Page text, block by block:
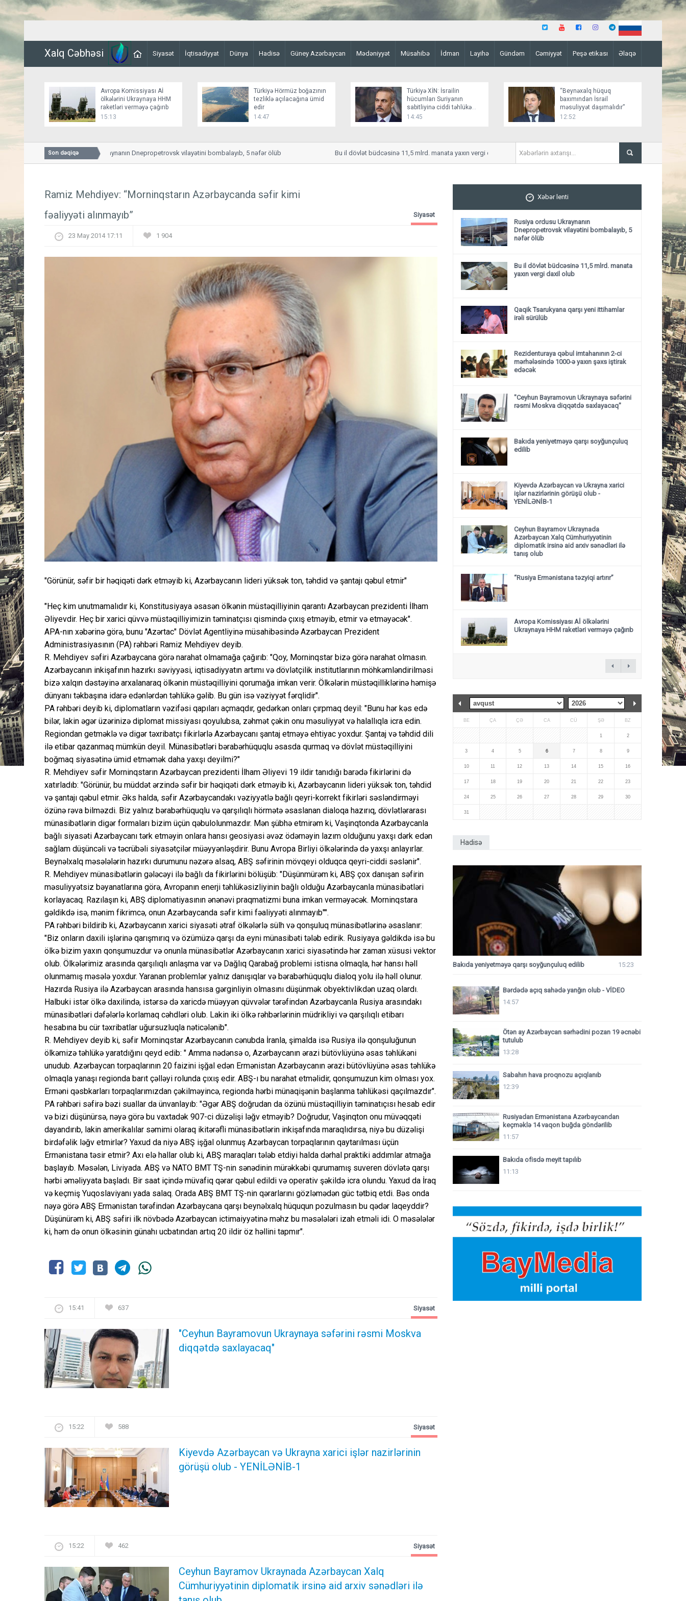
Xalq Cəbhəsi Siyasət İqtisadiyyat Dünya Hadisə Güney Azərbaycan Mədəniyyət Müsahibə İdman Layihə Gündəm Cəmiyyət Peşə etikası Əlaqə
Avropa Komissiyası Aİ
ölkələrini Ukraynaya HHM
raketləri verməyə çağırıb
15:13
Türkiyə Hörmüz boğazının
tezliklə açılacağına ümid
edir
14:47
Türkiyə XİN: İsrailin
hücumları Suriyanın
sabitliyinə ciddi təhlükə
yaradır
14:45
“Beynəxalq hüquq
baxımından İsrail
məsuliyyət daşımalıdır”
12:52
Son dəqiqə
Rusiya ordusu Ukraynanın Dnepropetrovsk vilayətini bombalayıb, 5 nəfər ölüb Bu il dövlət büdcəsinə 11,5 mlrd. manata yaxın vergi daxil olub Qaqik Tsarukyana qarşı
Ramiz Mehdiyev: “Morninqstarın Azərbaycanda səfir kimi
fəaliyyəti alınmayıb”
Siyasət
23 May 2014 17:11 1 904
"Görünür, səfir bir həqiqəti dərk etməyib ki, Azərbaycanın lideri yüksək ton, təhdid və şantajı qəbul etmir"
"Heç kim unutmamalıdır ki, Konstitusiyaya əsasən ölkənin müstəqilliyinin qarantı Azərbaycan prezidenti İlham
Əliyevdir. Heç bir xarici qüvvə müstəqilliyimizin təminatçısı qismində çıxış etməyib, etmir və etməyəcək".
APA-nın xəbərinə görə, bunu "Azərtac" Dövlət Agentliyinə müsahibəsində Azərbaycan Prezident
Administrasiyasının (PA) rəhbəri Ramiz Mehdiyev deyib.
R. Mehdiyev səfiri Azərbaycana görə narahat olmamağa çağırıb: "Qoy, Morninqstar bizə görə narahat olmasın.
Azərbaycanın inkişafının hazırkı səviyyəsi, iqtisadiyyatın artımı və dövlətçilik institutlarının möhkəmləndirilməsi
bizə xalqın dəstəyinə arxalanaraq ölkənin müstəqilliyini qorumağa imkan verir. Ölkələrin müstəqilliklərinə həmişə
dünyanı təkbaşına idarə edənlərdən təhlükə gəlib. Bu gün isə vəziyyət fərqlidir".
PA rəhbəri deyib ki, diplomatların vəzifəsi qapıları açmaqdır, gedərkən onları çırpmaq deyil: "Bunu hər kəs edə
bilər, lakin əgər üzərinizə diplomat missiyası qoyulubsa, zəhmət çəkin onu məsuliyyət və halallıqla icra edin.
Regiondan getməklə və digər təxribatçı fikirlərlə Azərbaycanı şantaj etməyə ehtiyac yoxdur. Şantaj və təhdid dili
ilə etibar qazanmaq mümkün deyil. Münasibətləri bərabərhüquqlu əsasda qurmaq və dövlət müstəqilliyini
boğmaq siyasətinə ümid etməmək daha yaxşı deyilmi?"
R. Mehdiyev səfir Morninqstarın Azərbaycan prezidenti İlham Əliyevi 19 ildir tanıdığı barədə fikirlərini də
xatırladıb: "Görünür, bu müddət ərzində səfir bir həqiqəti dərk etməyib ki, Azərbaycanın lideri yüksək ton, təhdid
və şantajı qəbul etmir. Əks halda, səfir Azərbaycandakı vəziyyətlə bağlı qeyri-korrekt fikirləri səsləndirməyi
özünə rəva bilməzdi. Biz yalnız bərabərhüquqlu və qarşılıqlı hörmətə əsaslanan dialoqa hazırıq, dövlətlərarası
münasibətlərin digər formaları bizim üçün qəbulolunmazdır. Mən şübhə etmirəm ki, Vaşinqtonda Azərbaycanla
bağlı siyasəti Azərbaycanı tərk etməyin onlara hansı geosiyasi əvəz ödəməyin lazım olduğunu yaxşı dərk edən
sağlam düşüncəli və təcrübəli siyasətçilər müəyyənləşdirir. Bunu Avropa Birliyi ölkələrində də yaxşı anlayırlar.
Beynəlxalq məsələlərin hazırkı durumunu nəzərə alsaq, ABŞ səfirinin mövqeyi olduqca qeyri-ciddi səslənir".
R. Mehdiyev münasibətlərin gələcəyi ilə bağlı da fikirlərini bölüşüb: "Düşünmürəm ki, ABŞ çox danışan səfirin
məsuliyyətsiz bəyanatlarına görə, Avropanın enerji təhlükəsizliyinin bağlı olduğu Azərbaycanla münasibətləri
korlayacaq. Razılaşın ki, ABŞ diplomatiyasının ənənəvi praqmatizmi buna imkan verməyəcək. Morninqstara
gəldikdə isə, mənim fikrimcə, onun Azərbaycanda səfir kimi fəaliyyəti alınmayıb"".
PA rəhbəri bildirib ki, Azərbaycanın xarici siyasəti ətraf ölkələrlə sülh və qonşuluq münasibətlərinə əsaslanır:
"Biz onların daxili işlərinə qarışmırıq və özümüzə qarşı da eyni münasibəti tələb edirik. Rusiyaya gəldikdə isə bu
ölkə bizim yaxın qonşumuzdur və onunla münasibətlər Azərbaycanın xarici siyasətində hər zaman xüsusi vektor
olub. Ölkələrimiz arasında qarşılıqlı anlaşma var və Dağlıq Qarabağ problemi istisna olmaqla, hər hansı həll
olunmamış məsələ yoxdur. Yaranan problemlər yalnız danışıqlar və bərabərhüquqlu dialoq yolu ilə həll olunur.
Hazırda Rusiya ilə Azərbaycan arasında hansısa gərginliyin olmasını düşünmək obyektivlikdən uzaq olardı.
Halbuki istər ölkə daxilində, istərsə də xaricdə müəyyən qüvvələr tərəfindən Azərbaycanla Rusiya arasındakı
münasibətləri dəfələrlə korlamaq cəhdləri olub. Lakin iki ölkə rəhbərlərinin müdrikliyi və qarşılıqlı etibarı
hesabına bu cür təxribatlar uğursuzluqla nəticələnib".
R. Mehdiyev deyib ki, səfir Morninqstar Azərbaycanın cənubda İranla, şimalda isə Rusiya ilə qonşuluğunun
ölkəmizə təhlükə yaratdığını qeyd edib: " Amma nədənsə o, Azərbaycanın ərazi bütövlüyünə əsas təhlükəni
unudub. Azərbaycan torpaqlarının 20 faizini işğal edən Ermənistan Azərbaycanın ərazi bütövlüyünə əsas təhlükə
olmaqla yanaşı regionda barıt çəlləyi rolunda çıxış edir. ABŞ-ı bu narahat etməlidir, qonşumuzun kim olması yox.
Erməni qəsbkarları torpaqlarımızdan çəkilməyincə, regionda hərbi münaqişənin başlanma təhlükəsi qaçılmazdır".
PA rəhbəri səfirə bəzi suallar da ünvanlayıb: "Əgər ABŞ doğrudan da özünü müstəqilliyin təminatıçısı hesab edir
və bizi düşünürsə, nəyə görə bu vaxtadək 907-ci düzəlişi ləğv etməyib? Doğrudur, Vaşinqton onu müvəqqəti
dayandırıb, lakin amerikalılar səmimi olaraq ikitərəfli münasibətlərin inkişafında maraqlıdırsa, niyə bu düzəlişi
birdəfəlik ləğv etmirlər? Yaxud da niyə ABŞ işğal olunmuş Azərbaycan torpaqlarının qaytarılması üçün
Ermənistana təsir etmir? Axı elə hallar olub ki, ABŞ maraqları tələb etdiyi halda dərhal praktiki addımlar atmağa
başlayıb. Məsələn, Liviyada. ABŞ və NATO BMT TŞ-nin sənədinin mürəkkəbi qurumamış suveren dövlətə qarşı
hərbi əməliyyata başladı. Bir saat içində müvafiq qərar qəbul edildi və operativ şəkildə icra olundu. Yaxud da İraq
və keçmiş Yuqoslaviyanı yada salaq. Orada ABŞ BMT TŞ-nin qərarlarını gözləmədən güc tətbiq etdi. Bəs onda
nəyə görə ABŞ Ermənistan tərəfindən Azərbaycana qarşı beynəlxalq hüququn pozulmasın bu qədər laqeyddir?
Düşünürəm ki, ABŞ səfiri ilk növbədə Azərbaycan ictimaiyyətinə məhz bu məsələləri izah etməli idi. O məsələlər
ki, həm də onun ölkəsinin günahı ucbatından artıq 20 ildir öz həllini tapmır".
15:41 637
"Ceyhun Bayramovun Ukraynaya səfərini rəsmi Moskva
diqqətdə saxlayacaq"
Siyasət
15:22 588
Kiyevdə Azərbaycan və Ukrayna xarici işlər nazirlərinin
görüşü olub - YENİLƏNİB-1
Siyasət
15:22 462
Ceyhun Bayramov Ukraynada Azərbaycan Xalq
Cümhuriyyətinin diplomatik irsinə aid arxiv sənədləri ilə
Siyasət
Xəbər lenti
Rusiya ordusu Ukraynanın
Dnepropetrovsk vilayətini bombalayıb, 5
nəfər ölüb
Bu il dövlət büdcəsinə 11,5 mlrd. manata
yaxın vergi daxil olub
Qaqik Tsarukyana qarşı yeni ittihamlar
irəli sürülüb
Rezidenturaya qəbul imtahanının 2-ci
mərhələsində 1000-ə yaxın şəxs iştirak
edəcək
"Ceyhun Bayramovun Ukraynaya səfərini
rəsmi Moskva diqqətdə saxlayacaq"
Bakıda yeniyetməyə qarşı soyğunçuluq
edilib
Kiyevdə Azərbaycan və Ukrayna xarici
işlər nazirlərinin görüşü olub -
YENİLƏNİB-1
Ceyhun Bayramov Ukraynada
Azərbaycan Xalq Cümhuriyyətinin
diplomatik irsinə aid arxiv sənədləri ilə
tanış olub
“Rusiya Ermənistana təzyiqi artırır”
Avropa Komissiyası Aİ ölkələrini
Ukraynaya HHM raketləri verməyə çağırıb
BE ÇA ÇƏ CA CÜ ŞƏ BZ
1 2
3 4 5 6 7 8 9
10 11 12 13 14 15 16
17 18 19 20 21 22 23
24 25 26 27 28 29 30
31
Hadisə
Bakıda yeniyetməyə qarşı soyğunçuluq edilib 15:23
Bərdədə açıq sahədə yanğın olub - VİDEO
14:57
Ötən ay Azərbaycan sərhədini pozan 19 əcnəbi
tutulub
13:28
Sabahın hava proqnozu açıqlanıb
12:39
Rusiyadan Ermənistana Azərbaycandan
keçməklə 14 vaqon buğda göndərilib
11:57
Bakıda ofisdə meyit tapılıb
11:13